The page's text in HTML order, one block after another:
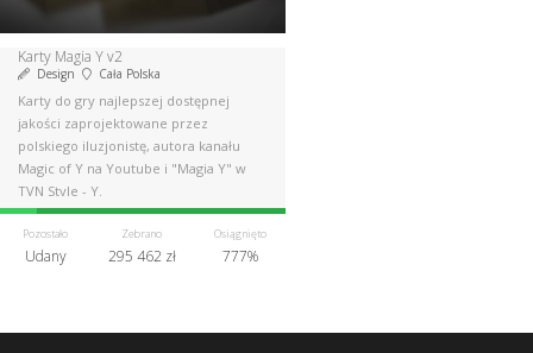
Karty Magia Y v2
Design Cała Polska
Karty do gry najlepszej dostępnej
jakości zaprojektowane przez
polskiego iluzjonistę, autora kanału
Magic of Y na Youtube i "Magia Y" w
TVN Style - Y.
Pozostało
Udany
Zebrano
295 462 zł
Osiągnięto
777%